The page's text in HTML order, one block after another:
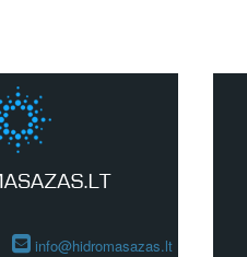
info@hidromasazas.lt